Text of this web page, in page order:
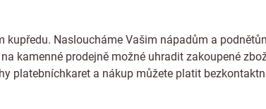
kupředu. Nasloucháme Vašim nápadům a
kamenné prodejně možné uhradit zakoupené
platebníchkaret a nákup můžete platit